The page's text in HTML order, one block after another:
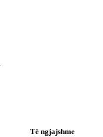
Të ngjajshme